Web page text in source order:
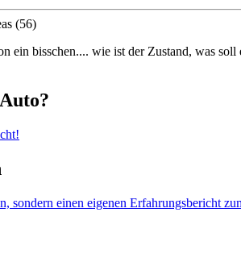
(56)
ein bisschen.... wie ist der Zustand, was soll
sondern einen eigenen Erfahrungsbericht